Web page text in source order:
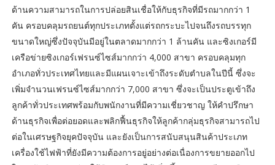
ด้านความสามารถในการปล่อยสินเชื่อให้กับธุรกิจที่มีรถมากกว่า 1
คัน ครอบคลุมรถยนต์ทุกประเภทตั้งแต่รถกระบะไปจนถึงรถบรรทุก
ขนาดใหญ่ซึ่งปัจจุบันมีอยู่ในตลาดมากกว่า 1 ล้านคัน และซิงเกอร์มี
เครือข่ายซิงเกอร์เฟรนซ์ไซส์มากกว่า 4,000 สาขา ครอบคลุมทุก
อำเภอทั่วประเทศไทยและมีแผนเจาะเข้าถึงระดับตำบลในปีนี้ ซึ่งจะ
เพิ่มจำนวนเฟรนซ์ไซส์มากกว่า 7,000 สาขา ซึ่งจะเป็นประตูเข้าถึง
ลูกค้าทั่วประเทศพร้อมกับพนักงานที่มีความเชี่ยวชาญ ให้คำปรึกษา
ด้านธุรกิจเพื่อต่อยอดและพลิกฟื้นธุรกิจให้ลูกค้ากลุ่มธุรกิจสามารถไป
ต่อในเศรษฐกิจยุคปัจจุบัน และยังเป็นการสนับสนุนสินค้าประเภท
เครื่องใช้ไฟฟ้าที่ยังมีความต้องการอยู่อย่างต่อเนื่องการขยายออกไป